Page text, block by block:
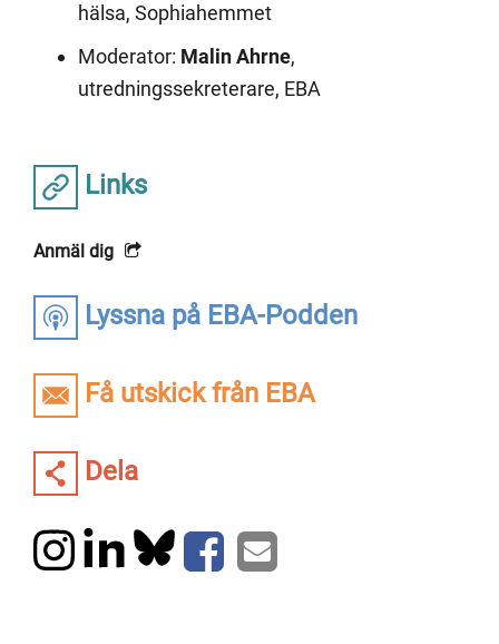
Links
Anmäl dig
Lyssna på EBA-Podden
Få utskick från EBA
Dela
hälsa, Sophiahemmet
Moderator: Malin Ahrne,
utredningssekreterare, EBA